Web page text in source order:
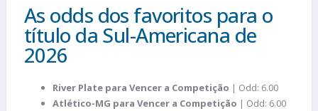
As odds dos favoritos para o
título da Sul-Americana de
2026
River Plate para Vencer a Competição | Odd: 6.00
Atlético-MG para Vencer a Competição | Odd: 6.00